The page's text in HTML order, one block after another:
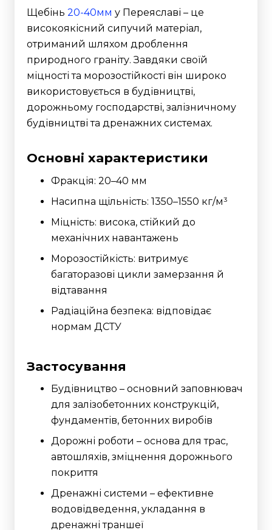
Щебінь 20-40мм у Переяславі – це
високоякісний сипучий матеріал,
отриманий шляхом дроблення
природного граніту. Завдяки своїй
міцності та морозостійкості він широко
використовується в будівництві,
дорожньому господарстві, залізничному
будівництві та дренажних системах.
Основні характеристики
Фракція: 20–40 мм
Насипна щільність: 1350–1550 кг/м³
Міцність: висока, стійкий до
механічних навантажень
Морозостійкість: витримує
багаторазові цикли замерзання й
відтавання
Радіаційна безпека: відповідає
нормам ДСТУ
Застосування
Будівництво – основний заповнювач
для залізобетонних конструкцій,
фундаментів, бетонних виробів
Дорожні роботи – основа для трас,
автошляхів, зміцнення дорожнього
покриття
Дренажні системи – ефективне
водовідведення, укладання в
дренажні траншеї